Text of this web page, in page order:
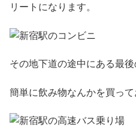
リートになります。
その地下道の途中にある最後
簡単に飲み物なんかを買って